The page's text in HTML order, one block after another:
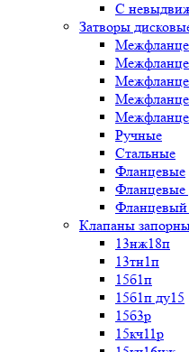
С
Затворы
Ручные
Стальные
Фланцевые
Фланцевые
Фланцевый
Клапаны
13нж18п
13тн1п
15б1п
15б1п ду15
15б3р
15кч11р